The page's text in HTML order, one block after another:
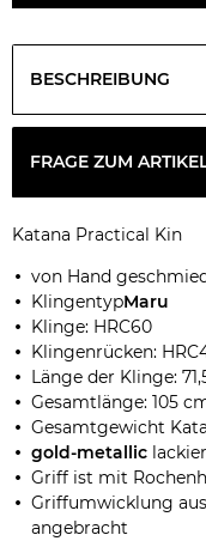
BESCHREIBUNG
FRAGE ZUM
Katana Practical Kin
von Hand
KlingentypMaru
Klinge: HRC60
Klingenrücken:
Länge der Klinge:
Gesamtlänge: 105
Gesamtgewicht
gold-metallic
Griff ist mit
Griffumwicklung
angebracht